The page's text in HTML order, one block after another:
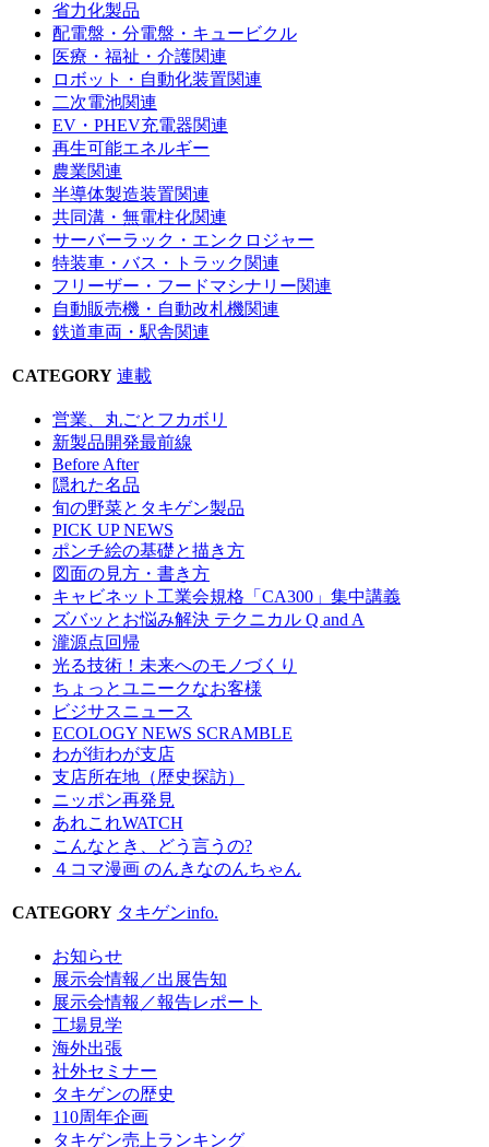
省力化製品
配電盤・分電盤・キュービクル
医療・福祉・介護関連
ロボット・自動化装置関連
二次電池関連
EV・PHEV充電器関連
再生可能エネルギー
農業関連
半導体製造装置関連
共同溝・無電柱化関連
サーバーラック・エンクロジャー
特装車・バス・トラック関連
フリーザー・フードマシナリー関連
自動販売機・自動改札機関連
鉄道車両・駅舎関連
CATEGORY 連載
営業、丸ごとフカボリ
新製品開発最前線
Before After
隠れた名品
旬の野菜とタキゲン製品
PICK UP NEWS
ポンチ絵の基礎と描き方
図面の見方・書き方
キャビネット工業会規格「CA300」集中講義
ズバッとお悩み解決 テクニカル Q and A
瀧源点回帰
光る技術！未来へのモノづくり
ちょっとユニークなお客様
ビジサスニュース
ECOLOGY NEWS SCRAMBLE
わが街わが支店
支店所在地（歴史探訪）
ニッポン再発見
あれこれWATCH
こんなとき、どう言うの?
４コマ漫画 のんきなのんちゃん
CATEGORY タキゲンinfo.
お知らせ
展示会情報／出展告知
展示会情報／報告レポート
工場見学
海外出張
社外セミナー
タキゲンの歴史
110周年企画
タキゲン売上ランキング